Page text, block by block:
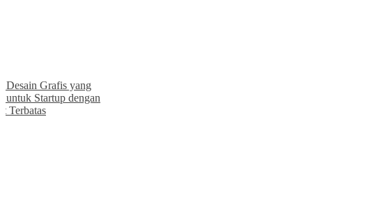
Testimoni Klien yang Sukses Gunakan
Jasa Share Promosi
» selengkapnya